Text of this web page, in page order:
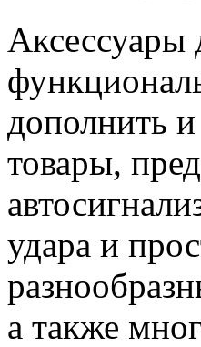
Аксессуары
дополнить
товары,
удара и
а также